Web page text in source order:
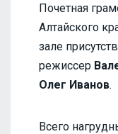
Почетная
Алтайского
зале
режиссер
Олег Иванов.
Всего